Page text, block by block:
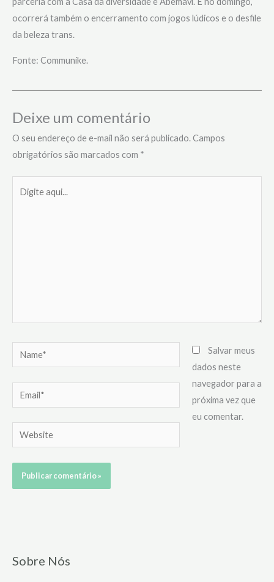
ocorrerá também o encerramento com jogos lúdicos e o desfile
da beleza trans.
Fonte: Communike.
Deixe um comentário
O seu endereço de e-mail não será publicado.Campos
obrigatórios são marcados com *
aqui...
Name*
Email*
Website
Salvar meus
dados neste
navegador para a
próxima vez que
eu comentar.
Sobre Nós